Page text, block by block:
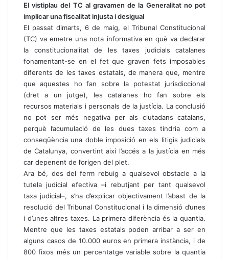
El vistiplau del TC al gravamen de la Generalitat no pot
implicar una fiscalitat injusta i desigual
El passat dimarts, 6 de maig, el Tribunal Constitucional
(TC) va emetre una nota informativa en què va declarar
la constitucionalitat de les taxes judicials catalanes
fonamentant-se en el fet que graven fets imposables
diferents de les taxes estatals, de manera que, mentre
que aquestes ho fan sobre la potestat jurisdiccional
(dret a un jutge), les catalanes ho fan sobre els
recursos materials i personals de la justícia. La conclusió
no pot ser més negativa per als ciutadans catalans,
perquè l’acumulació de les dues taxes tindria com a
conseqüència una doble imposició en els litigis judicials
de Catalunya, convertint així l’accés a la justícia en més
car depenent de l’origen del plet.
Ara bé, des del ferm rebuig a qualsevol obstacle a la
tutela judicial efectiva –i rebutjant per tant qualsevol
taxa judicial–, s’ha d’explicar objectivament l’abast de la
resolució del Tribunal Constitucional i la dimensió d’unes
i d’unes altres taxes. La primera diferència és la quantia.
Mentre que les taxes estatals poden arribar a ser en
alguns casos de 10.000 euros en primera instància, i de
800 fixos més un percentatge variable sobre la quantia